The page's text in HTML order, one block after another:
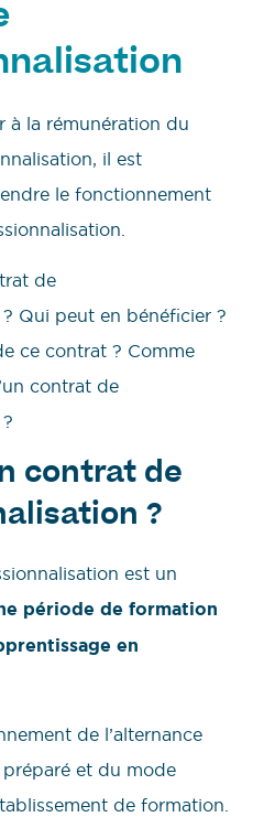
à la rémunération du
il est
le fonctionnement
de
Qui peut en bénéficier ?
ce contrat ? Comme
contrat de
contrat de
?
est un
période de formation
en
de l’alternance
et du mode
de formation.